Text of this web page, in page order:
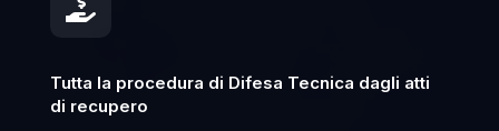

Tutta la procedura di Difesa Tecnica dagli atti
di recupero